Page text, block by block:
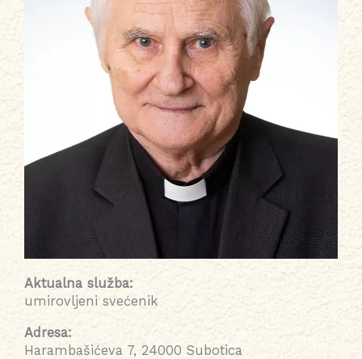
Aktualna služba:
umirovljeni svećenik
Adresa:
Harambašićeva 7, 24000 Subotica